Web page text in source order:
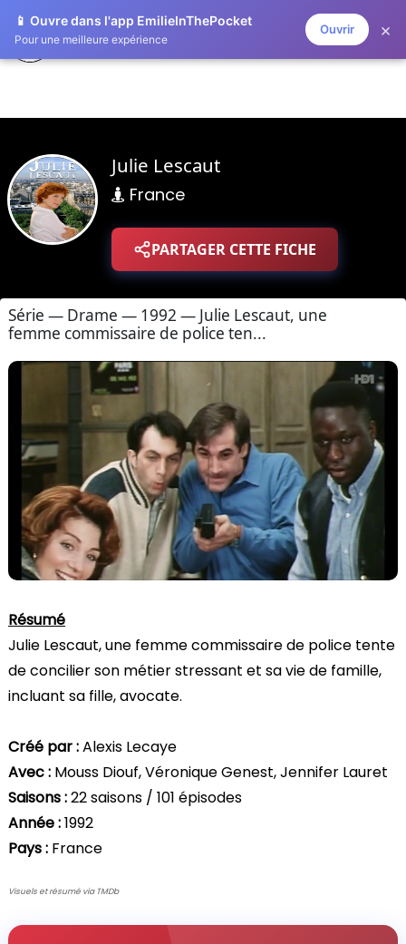
📱 Ouvre dans l'app EmilieInThePocket
Pour une meilleure expérience
Ouvrir ×
ZAPLISTOO
Julie Lescaut
France
PARTAGER CETTE FICHE
Série — Drame — 1992 — Julie Lescaut, une
femme commissaire de police ten...
Résumé
Julie Lescaut, une femme commissaire de police tente
de concilier son métier stressant et sa vie de famille,
incluant sa fille, avocate.
Créé par :Alexis Lecaye
Avec : Mouss Diouf, Véronique Genest, Jennifer Lauret
Saisons :22 saisons / 101 épisodes
Année :1992
Pays : France
Visuels et résumé via TMDb